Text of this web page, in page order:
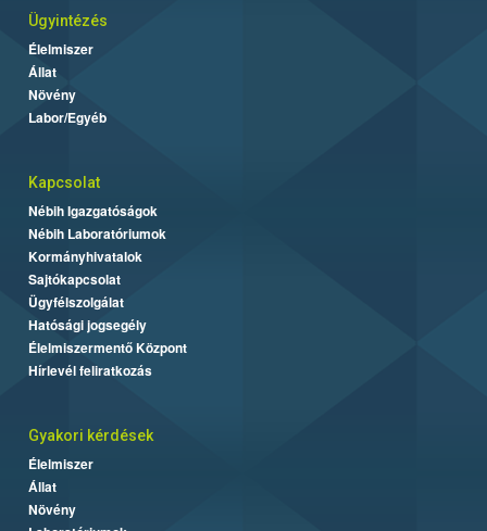
Ügyintézés
Élelmiszer
Állat
Növény
Labor/Egyéb
Kapcsolat
Nébih Igazgatóságok
Nébih Laboratóriumok
Kormányhivatalok
Sajtókapcsolat
Ügyfélszolgálat
Hatósági jogsegély
Élelmiszermentő Központ
Hírlevél feliratkozás
Gyakori kérdések
Élelmiszer
Állat
Növény